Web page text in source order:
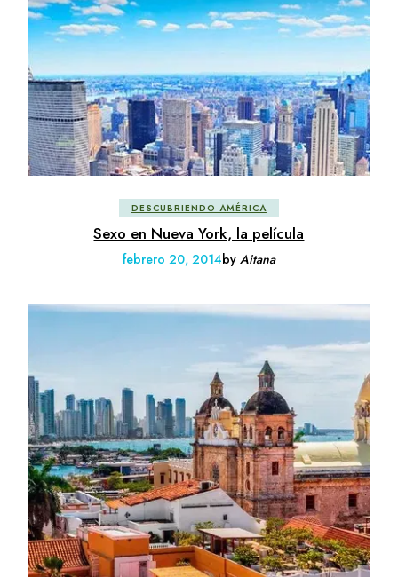
DESCUBRIENDO AMÉRICA
Sexo en Nueva York, la película
febrero 20, 2014by Aitana